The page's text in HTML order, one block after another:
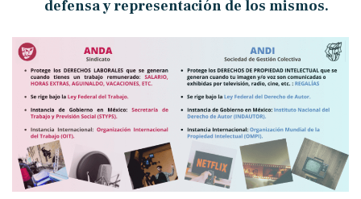
defensa y representación de los mismos.